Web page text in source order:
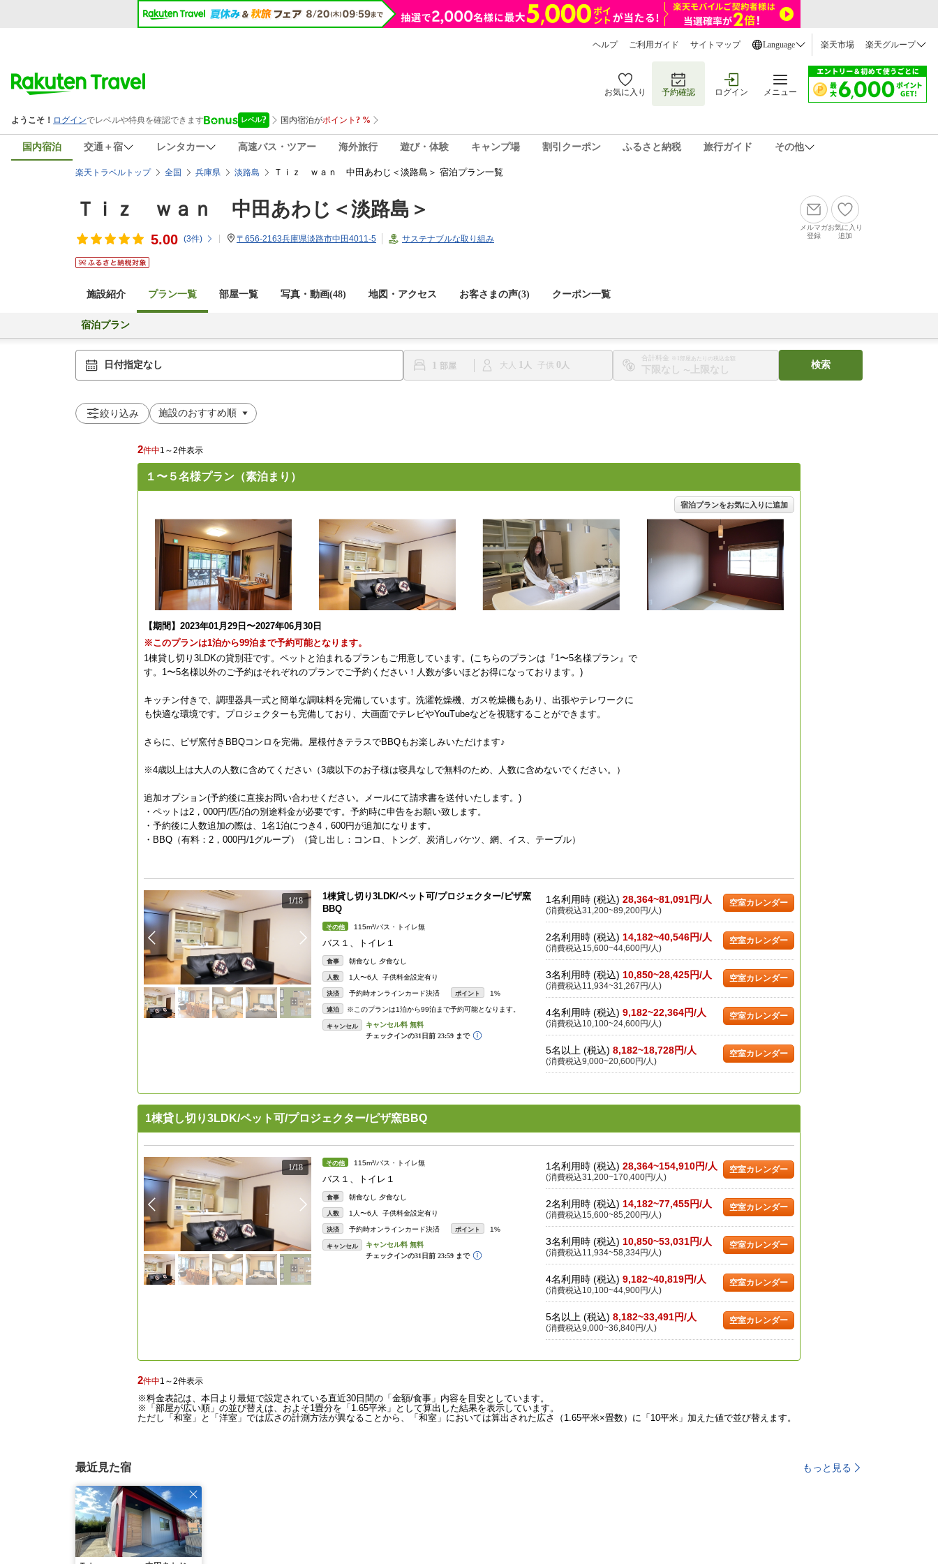
ヘルプ ご利用ガイド サイトマップ Language 楽天市場 楽天グループ
お気に入り 予約確認 ログイン メニュー
国内宿泊 交通＋宿 レンタカー 高速バス・ツアー 海外旅行 遊び・体験 キャンプ場 割引クーポン ふるさと納税 旅行ガイド その他
楽天トラベルトップ 全国 兵庫県 淡路島 Ｔｉｚ ｗａｎ 中田あわじ＜淡路島＞ 宿泊プラン一覧
Ｔｉｚ ｗａｎ 中田あわじ＜淡路島＞
5.00 (3件) 〒656-2163兵庫県淡路市中田4011-5 サステナブルな取り組み
メルマガ
登録
お気に入り
追加
施設紹介 プラン一覧 部屋一覧 写真・動画(48) 地図・アクセス お客さまの声(3) クーポン一覧
宿泊プラン
日付指定なし 1 大人 1 子供 0
合計料金 ※1部屋あたりの税込金額
〜
検索
絞り込み
2件中1～2件表示
１〜５名様プラン（素泊まり）
宿泊プランをお気に入りに追加
【期間】2023年01月29日〜2027年06月30日
※このプランは1泊から99泊まで予約可能となります。
1棟貸し切り3LDKの貸別荘です。ペットと泊まれるプランもご用意しています。(こちらのプランは『1〜5名様プラン』で
す。1〜5名様以外のご予約はそれぞれのプランでご予約ください！人数が多いほどお得になっております。)
キッチン付きで、調理器具一式と簡単な調味料を完備しています。洗濯乾燥機、ガス乾燥機もあり、出張やテレワークに
も快適な環境です。プロジェクターも完備しており、大画面でテレビやYouTubeなどを視聴することができます。
さらに、ピザ窯付きBBQコンロを完備。屋根付きテラスでBBQもお楽しみいただけます♪
※4歳以上は大人の人数に含めてください（3歳以下のお子様は寝具なしで無料のため、人数に含めないでください。）
追加オプション(予約後に直接お問い合わせください。メールにて請求書を送付いたします。)
・ペットは2，000円/匹/泊の別途料金が必要です。予約時に申告をお願い致します。
・予約後に人数追加の際は、1名1泊につき4，600円が追加になります。
・BBQ（有料：2，000円/1グループ）（貸し出し：コンロ、トング、炭消しバケツ、網、イス、テーブル）
1/18
1棟貸し切り3LDK/ペット可/プロジェクター/ピザ窯
BBQ
その他 115m²/バス・トイレ無
バス１、トイレ１
食事 朝食なし 夕食なし
人数 1人〜6人 子供料金設定有り
決済 予約時オンラインカード決済 ポイント 1%
連泊 ※このプランは1泊から99泊まで予約可能となります。
キャンセル
1名利用時 (税込) 28,364~81,091円/人
(消費税込31,200~89,200円/人)
空室カレンダー
2名利用時 (税込) 14,182~40,546円/人
(消費税込15,600~44,600円/人)
空室カレンダー
3名利用時 (税込) 10,850~28,425円/人
(消費税込11,934~31,267円/人)
空室カレンダー
4名利用時 (税込) 9,182~22,364円/人
(消費税込10,100~24,600円/人)
空室カレンダー
5名以上 (税込) 8,182~18,728円/人
(消費税込9,000~20,600円/人)
空室カレンダー
1棟貸し切り3LDK/ペット可/プロジェクター/ピザ窯BBQ
1/18 その他 115m²/バス・トイレ無
バス１、トイレ１
食事 朝食なし 夕食なし
人数 1人〜6人 子供料金設定有り
決済 予約時オンラインカード決済 ポイント 1%
キャンセル
1名利用時 (税込) 28,364~154,910円/人
(消費税込31,200~170,400円/人)
空室カレンダー
2名利用時 (税込) 14,182~77,455円/人
(消費税込15,600~85,200円/人)
空室カレンダー
3名利用時 (税込) 10,850~53,031円/人
(消費税込11,934~58,334円/人)
空室カレンダー
4名利用時 (税込) 9,182~40,819円/人
(消費税込10,100~44,900円/人)
空室カレンダー
5名以上 (税込) 8,182~33,491円/人
(消費税込9,000~36,840円/人)
空室カレンダー
2件中1～2件表示
※料金表記は、本日より最短で設定されている直近30日間の「金額/食事」内容を目安としています。
※「部屋が広い順」の並び替えは、およそ1畳分を「1.65平米」として算出した結果を表示しています。
ただし「和室」と「洋室」では広さの計測方法が異なることから、「和室」においては算出された広さ（1.65平米×畳数）に「10平米」加えた値で並び替えます。
最近見た宿 もっと見る